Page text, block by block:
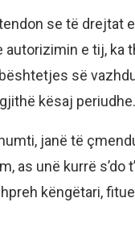
se të drejtat
autorizimin e tij, ka
së
kësaj periudhe.
janë të
as unë kurrë s’do
këngëtari,